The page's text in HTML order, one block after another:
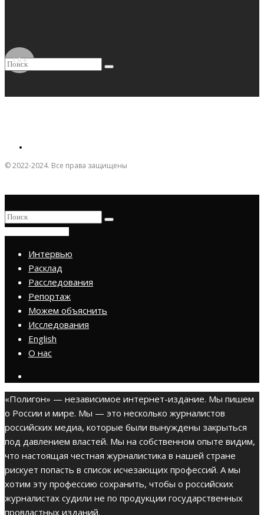
18+
© 2022-2024. Все права защищены
Интервью
Расклад
Расследования
Репортаж
Можем объяснить
Исследования
English
О нас
«Полигон» — независимое интернет-издание. Мы пишем
о России и мире. Мы — это несколько журналистов
российских медиа, которые были вынуждены закрыться
под давлением властей. Мы на собственном опыте видим,
что настоящая честная журналистика в нашей стране
рискует попасть в список исчезающих профессий. А мы
хотим эту профессию сохранить, чтобы о российских
журналистах судили не по продукции государственных
провластных изданий.